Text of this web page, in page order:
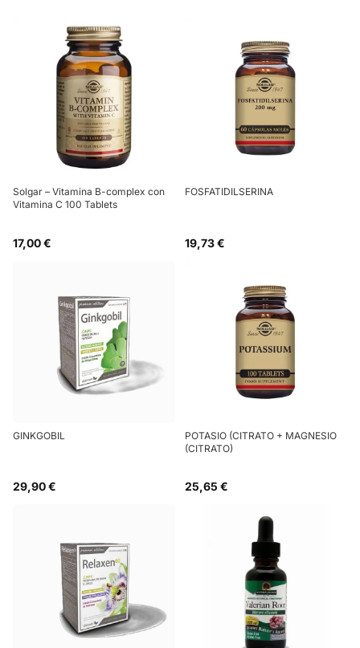
Solgar – Vitamina B-complex con
Vitamina C 100 Tablets
17,00 €
FOSFATIDILSERINA
19,73 €
GINKGOBIL
29,90 €
POTASIO (CITRATO + MAGNESIO
(CITRATO)
25,65 €